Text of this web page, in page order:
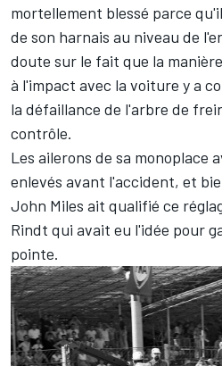
mortellement blessé parce
de son harnais au niveau de
doute sur le fait que la
à l'impact avec la voiture y a
la défaillance de l'arbre de
contrôle.
Les ailerons de sa monoplace
enlevés avant l'accident, et
John Miles ait qualifié ce
Rindt qui avait eu l'idée pour
pointe.